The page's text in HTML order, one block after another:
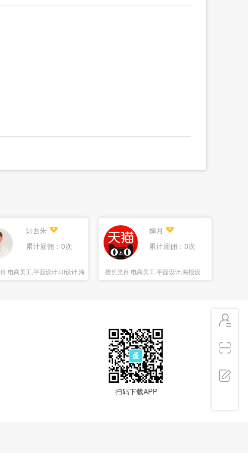
知吾朱
累计雇佣：0次
:电商美工,平面设计,UI设计,海
婵月
累计雇佣：0次
擅长类目:电商美工,平面设计,海报设
计,3D设计
扫码下载APP